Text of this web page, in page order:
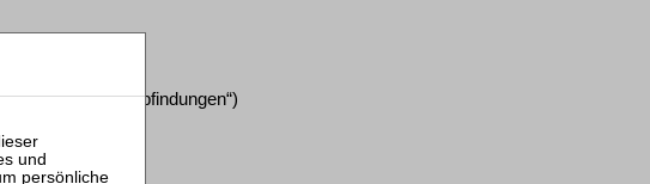
(„LPG- Abfindungen“)